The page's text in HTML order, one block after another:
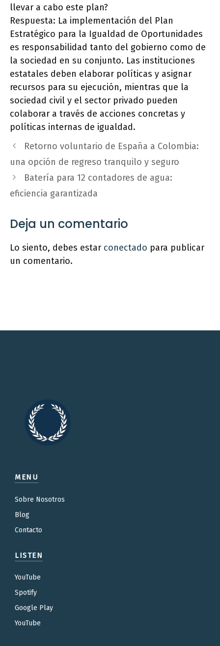
llevar a cabo este plan?
Respuesta: La implementación del Plan
Estratégico para la Igualdad de Oportunidades
es responsabilidad tanto del gobierno como de
la sociedad en su conjunto. Las instituciones
estatales deben elaborar políticas y asignar
recursos para su ejecución, mientras que la
sociedad civil y el sector privado pueden
colaborar a través de acciones concretas y
políticas internas de igualdad.
Retorno voluntario de España a Colombia:
una opción de regreso tranquilo y seguro
Batería para 12 contadores de agua:
eficiencia garantizada
Deja un comentario
Lo siento, debes estar conectado para publicar
un comentario.
MENU
Sobre Nosotros
Blog
Contacto
LISTEN
YouTube
Spotify
Google Play
YouTube